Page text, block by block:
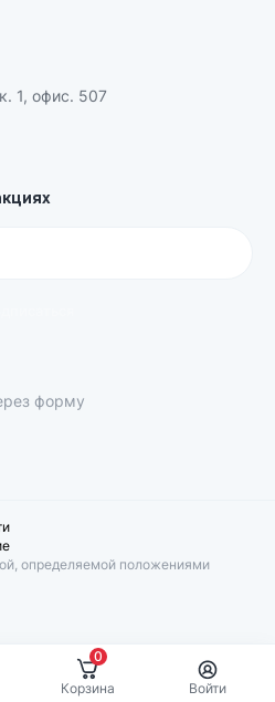
1, офис. 507
форму
определяемой положениями
0
Корзина
Войти